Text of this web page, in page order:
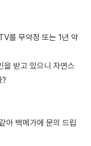
를 무약정 또는 1년 약
을 받고 있으니 자연스
아 백메가에 문의 드립